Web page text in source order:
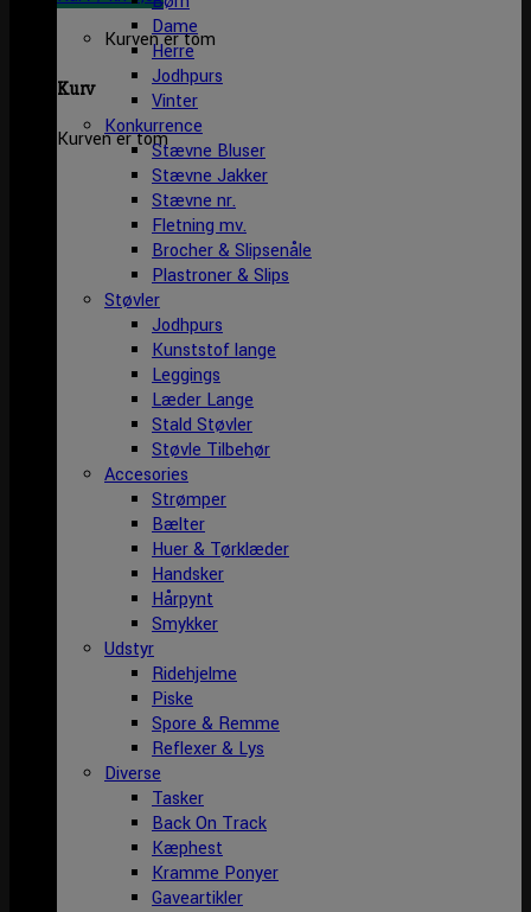
Kurven er tom
Kurv
Kurven er tom
Dame
Herre
Jodhpurs
Vinter
Konkurrence
Stævne Bluser
Stævne Jakker
Stævne nr.
Fletning mv.
Brocher & Slipsenåle
Plastroner & Slips
Støvler
Jodhpurs
Kunststof lange
Leggings
Læder Lange
Stald Støvler
Støvle Tilbehør
Accesories
Strømper
Bælter
Huer & Tørklæder
Handsker
Hårpynt
Smykker
Udstyr
Ridehjelme
Piske
Spore & Remme
Reflexer & Lys
Diverse
Tasker
Back On Track
Kæphest
Kramme Ponyer
Gaveartikler